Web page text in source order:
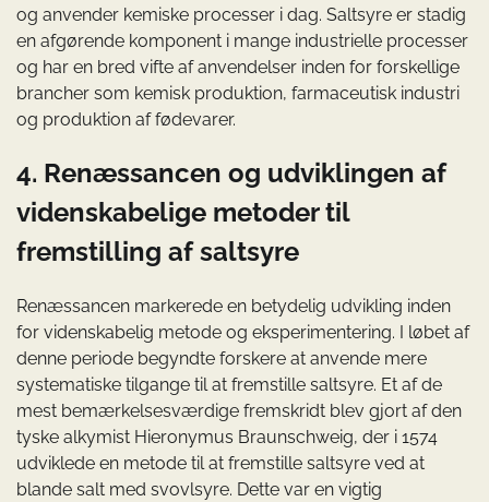
og anvender kemiske processer i dag. Saltsyre er stadig
en afgørende komponent i mange industrielle processer
og har en bred vifte af anvendelser inden for forskellige
brancher som kemisk produktion, farmaceutisk industri
og produktion af fødevarer.
4. Renæssancen og udviklingen af
videnskabelige metoder til
fremstilling af saltsyre
Renæssancen markerede en betydelig udvikling inden
for videnskabelig metode og eksperimentering. I løbet af
denne periode begyndte forskere at anvende mere
systematiske tilgange til at fremstille saltsyre. Et af de
mest bemærkelsesværdige fremskridt blev gjort af den
tyske alkymist Hieronymus Braunschweig, der i 1574
udviklede en metode til at fremstille saltsyre ved at
blande salt med svovlsyre. Dette var en vigtig